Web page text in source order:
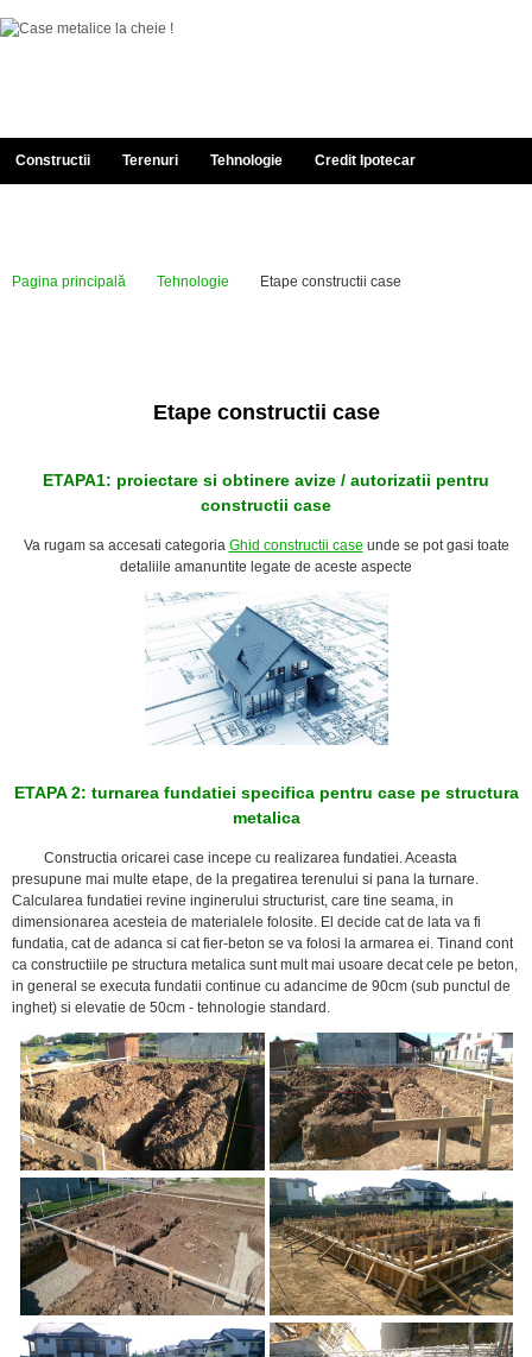
Constructii Terenuri Tehnologie Credit Ipotecar
Pagina principală Tehnologie Etape constructii case
Etape constructii case
ETAPA1: proiectare si obtinere avize / autorizatii pentru
constructii case
Va rugam sa accesati categoria Ghid constructii case unde se pot gasi toate
detaliile amanuntite legate de aceste aspecte
ETAPA 2: turnarea fundatiei specifica pentru case pe structura
metalica
Constructia oricarei case incepe cu realizarea fundatiei. Aceasta
presupune mai multe etape, de la pregatirea terenului si pana la turnare.
Calcularea fundatiei revine inginerului structurist, care tine seama, in
dimensionarea acesteia de materialele folosite. El decide cat de lata va fi
fundatia, cat de adanca si cat fier-beton se va folosi la armarea ei. Tinand cont
ca constructiile pe structura metalica sunt mult mai usoare decat cele pe beton,
in general se executa fundatii continue cu adancime de 90cm (sub punctul de
inghet) si elevatie de 50cm - tehnologie standard.